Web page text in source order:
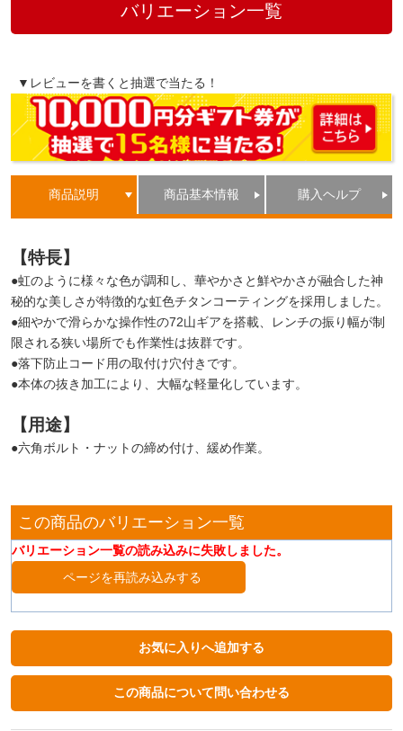
バリエーション一覧
▼レビューを書くと抽選で当たる！
商品説明 商品基本情報 購入ヘルプ
【特長】
●虹のように様々な色が調和し、華やかさと鮮やかさが融合した神
秘的な美しさが特徴的な虹色チタンコーティングを採用しました。
●細やかで滑らかな操作性の72山ギアを搭載、レンチの振り幅が制
限される狭い場所でも作業性は抜群です。
●落下防止コード用の取付け穴付きです。
●本体の抜き加工により、大幅な軽量化しています。
【用途】
●六角ボルト・ナットの締め付け、緩め作業。
この商品のバリエーション一覧
バリエーション一覧の読み込みに失敗しました。
ページを再読み込みする